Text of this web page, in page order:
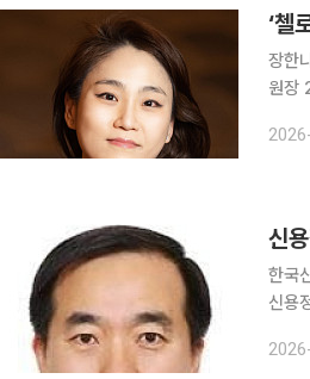
장한
원장
4월
신
한국신
신용
에서